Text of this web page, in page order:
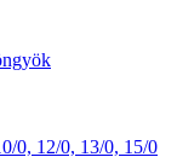
0, 12/0, 13/0, 15/0